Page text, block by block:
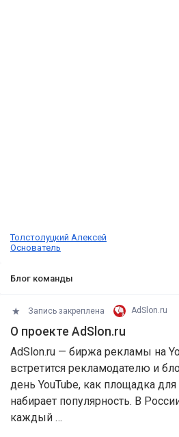
Толстолуцкий Алексей
Основатель
Блог команды
Запись закреплена AdSlon.ru
О проекте AdSlon.ru
AdSlon.ru — биржа рекламы на
встретится рекламодателю и
день YouTube, как площадка
набирает популярность. В
каждый …